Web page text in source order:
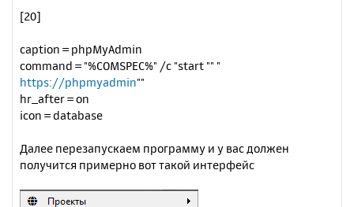
[20]
caption = phpMyAdmin
command = "%COMSPEC%" /c "start "" "
https://phpmyadmin""
hr_after = on
icon = database
Далее перезапускаем программу и у вас должен
получится примерно вот такой интерфейс